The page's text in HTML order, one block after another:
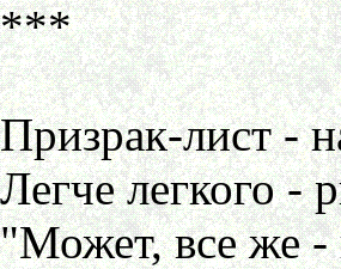
***
Призрак-лист -
Легче легкого -
"Может, все же -